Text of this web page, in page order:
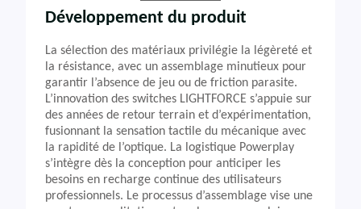
Développement du produit
La sélection des matériaux privilégie la légèreté et
la résistance, avec un assemblage minutieux pour
garantir l’absence de jeu ou de friction parasite.
L’innovation des switches LIGHTFORCE s’appuie sur
des années de retour terrain et d’expérimentation,
fusionnant la sensation tactile du mécanique avec
la rapidité de l’optique. La logistique Powerplay
s’intègre dès la conception pour anticiper les
besoins en recharge continue des utilisateurs
professionnels. Le processus d’assemblage vise une